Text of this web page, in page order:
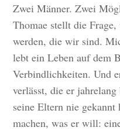
Zwei Männer. Zwei
Thomae stellt die
werden, die wir sind.
lebt ein Leben auf dem
Verbindlichkeiten. Und
verlässt, die er
seine Eltern nie
machen, was er will: